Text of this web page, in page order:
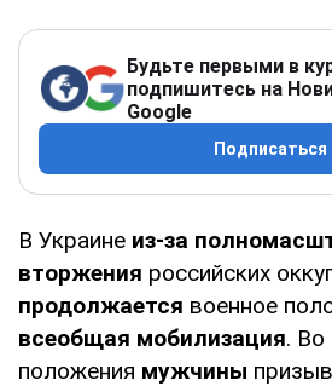
Будьте первыми в
подпишитесь на
Google
Подписаться
В Украине из-за
вторжения российских
продолжается военное
всеобщая мобилизация. Во
положения мужчины